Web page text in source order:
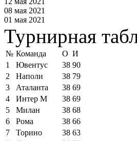
08 мая 2021
01 мая 2021
Турнирная
№ Команда О И
1
Ювентус 38 90
2
Наполи 38 79
3
Аталанта 38 69
4
Интер М 38 69
5
Милан 38 68
6
Рома 38 66
7
Торино 38 63